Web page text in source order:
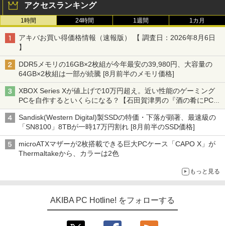
アクセスランキング
1時間 24時間 1週間 1カ月
アキバお買い得価格情報（速報版） 【 調査日：2026年8月6日
】
DDR5メモリの16GB×2枚組が今年最安の39,980円、大容量の
64GB×2枚組は一部が続騰 [8月前半のメモリ価格]
XBOX Series Xが値上げで10万円超え。近い性能のゲーミング
PCを自作するといくらになる？【石田賀津男の『酒の肴にPCゲ
ーム』】
Sandisk(Western Digital)製SSDの特価・下落が顕著、最速級の
「SN8100」8TBが一時17万円割れ [8月前半のSSD価格]
microATXマザーが2枚搭載できる巨大PCケース「CAPO X」が
Thermaltakeから、カラーは2色
もっと見る
AKIBA PC Hotline! をフォローする